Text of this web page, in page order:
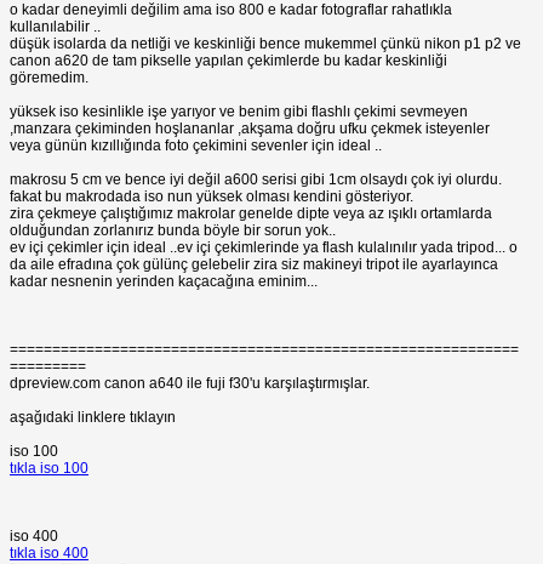
o kadar deneyimli değilim ama iso 800 e kadar fotograflar rahatlıkla
kullanılabilir ..
düşük isolarda da netliği ve keskinliği bence mukemmel çünkü nikon p1 p2 ve
canon a620 de tam pikselle yapılan çekimlerde bu kadar keskinliği
göremedim.
yüksek iso kesinlikle işe yarıyor ve benim gibi flashlı çekimi sevmeyen
,manzara çekiminden hoşlananlar ,akşama doğru ufku çekmek isteyenler
veya günün kızıllığında foto çekimini sevenler için ideal ..
makrosu 5 cm ve bence iyi değil a600 serisi gibi 1cm olsaydı çok iyi olurdu.
fakat bu makrodada iso nun yüksek olması kendini gösteriyor.
zira çekmeye çalıştığımız makrolar genelde dipte veya az ışıklı ortamlarda
olduğundan zorlanırız bunda böyle bir sorun yok..
ev içi çekimler için ideal ..ev içi çekimlerinde ya flash kulalınılır yada tripod... o
da aile efradına çok gülünç gelebelir zira siz makineyi tripot ile ayarlayınca
kadar nesnenin yerinden kaçacağına eminim...
============================================================
=========
dpreview.com canon a640 ile fuji f30'u karşılaştırmışlar.
aşağıdaki linklere tıklayın
iso 100
tıkla iso 100
iso 400
tıkla iso 400